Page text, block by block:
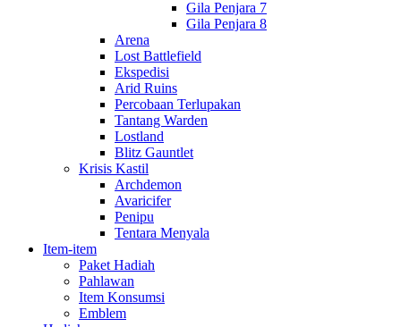
Gila Penjara 7
Gila Penjara 8
Arena
Lost Battlefield
Ekspedisi
Arid Ruins
Percobaan Terlupakan
Tantang Warden
Lostland
Blitz Gauntlet
Krisis Kastil
Archdemon
Avaricifer
Penipu
Tentara Menyala
Item-item
Paket Hadiah
Pahlawan
Item Konsumsi
Emblem